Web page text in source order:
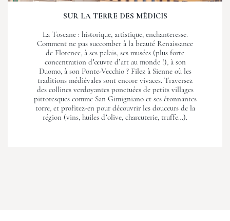
SUR LA TERRE DES MÉDICIS
La Toscane : historique, artistique, enchanteresse.
Comment ne pas succomber à la beauté Renaissance
de Florence, à ses palais, ses musées (plus forte
concentration d’œuvre d’art au monde !), à son
Duomo, à son Ponte-Vecchio ? Filez à Sienne où les
traditions médiévales sont encore vivaces. Traversez
des collines verdoyantes ponctuées de petits villages
pittoresques comme San Gimigniano et ses étonnantes
torre, et profitez-en pour découvrir les douceurs de la
région (vins, huiles d’olive, charcuterie, truffe…).